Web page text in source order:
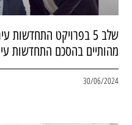
שלב 5 בפרויקט
מהותיים בהסכם התחדשות
30/06/2024